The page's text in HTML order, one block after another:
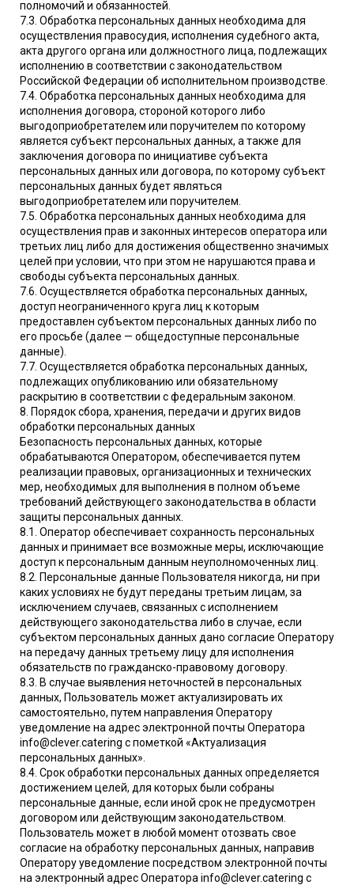
полномочий и обязанностей.
7.3. Обработка персональных данных необходима для
осуществления правосудия, исполнения судебного акта,
акта другого органа или должностного лица, подлежащих
исполнению в соответствии с законодательством
Российской Федерации об исполнительном производстве.
7.4. Обработка персональных данных необходима для
исполнения договора, стороной которого либо
выгодоприобретателем или поручителем по которому
является субъект персональных данных, а также для
заключения договора по инициативе субъекта
персональных данных или договора, по которому субъект
персональных данных будет являться
выгодоприобретателем или поручителем.
7.5. Обработка персональных данных необходима для
осуществления прав и законных интересов оператора или
третьих лиц либо для достижения общественно значимых
целей при условии, что при этом не нарушаются права и
свободы субъекта персональных данных.
7.6. Осуществляется обработка персональных данных,
доступ неограниченного круга лиц к которым
предоставлен субъектом персональных данных либо по
его просьбе (далее — общедоступные персональные
данные).
7.7. Осуществляется обработка персональных данных,
подлежащих опубликованию или обязательному
раскрытию в соответствии с федеральным законом.
8. Порядок сбора, хранения, передачи и других видов
обработки персональных данных
Безопасность персональных данных, которые
обрабатываются Оператором, обеспечивается путем
реализации правовых, организационных и технических
мер, необходимых для выполнения в полном объеме
требований действующего законодательства в области
защиты персональных данных.
8.1. Оператор обеспечивает сохранность персональных
данных и принимает все возможные меры, исключающие
доступ к персональным данным неуполномоченных лиц.
8.2. Персональные данные Пользователя никогда, ни при
каких условиях не будут переданы третьим лицам, за
исключением случаев, связанных с исполнением
действующего законодательства либо в случае, если
субъектом персональных данных дано согласие Оператору
на передачу данных третьему лицу для исполнения
обязательств по гражданско-правовому договору.
8.3. В случае выявления неточностей в персональных
данных, Пользователь может актуализировать их
самостоятельно, путем направления Оператору
уведомление на адрес электронной почты Оператора
info@clever.catering с пометкой «Актуализация
персональных данных».
8.4. Срок обработки персональных данных определяется
достижением целей, для которых были собраны
персональные данные, если иной срок не предусмотрен
договором или действующим законодательством.
Пользователь может в любой момент отозвать свое
согласие на обработку персональных данных, направив
Оператору уведомление посредством электронной почты
на электронный адрес Оператора info@clever.catering с